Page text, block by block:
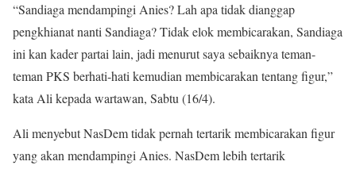
“Sandiaga mendampingi Anies? Lah apa tidak dianggap
pengkhianat nanti Sandiaga? Tidak elok membicarakan, Sandiaga
ini kan kader partai lain, jadi menurut saya sebaiknya teman-
teman PKS berhati-hati kemudian membicarakan tentang figur,”
kata Ali kepada wartawan, Sabtu (16/4).
Ali menyebut NasDem tidak pernah tertarik membicarakan figur
yang akan mendampingi Anies. NasDem lebih tertarik